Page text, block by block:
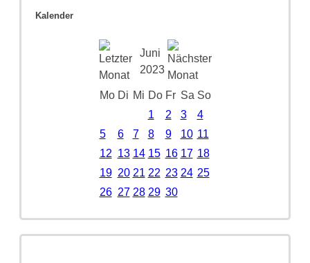
Kalender
Juni
2023
Mo Di Mi Do Fr Sa So
1
2 3
4
5
6 7 8 9 10 11
12 13 14 15 16 17 18
19 20 21 22 23 24 25
26 27 28 29 30